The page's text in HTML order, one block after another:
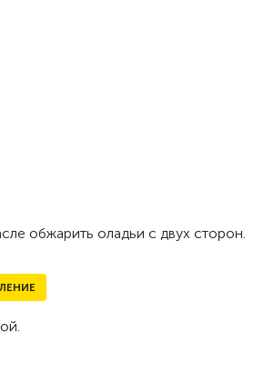
обжарить оладьи с двух сторон.